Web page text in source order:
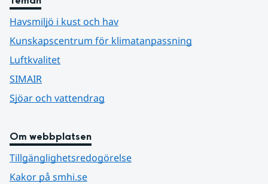
Havsmiljö i kust och hav
Kunskapscentrum för klimatanpassning
Luftkvalitet
SIMAIR
Sjöar och vattendrag
Om webbplatsen
Tillgänglighetsredogörelse
Kakor på smhi.se